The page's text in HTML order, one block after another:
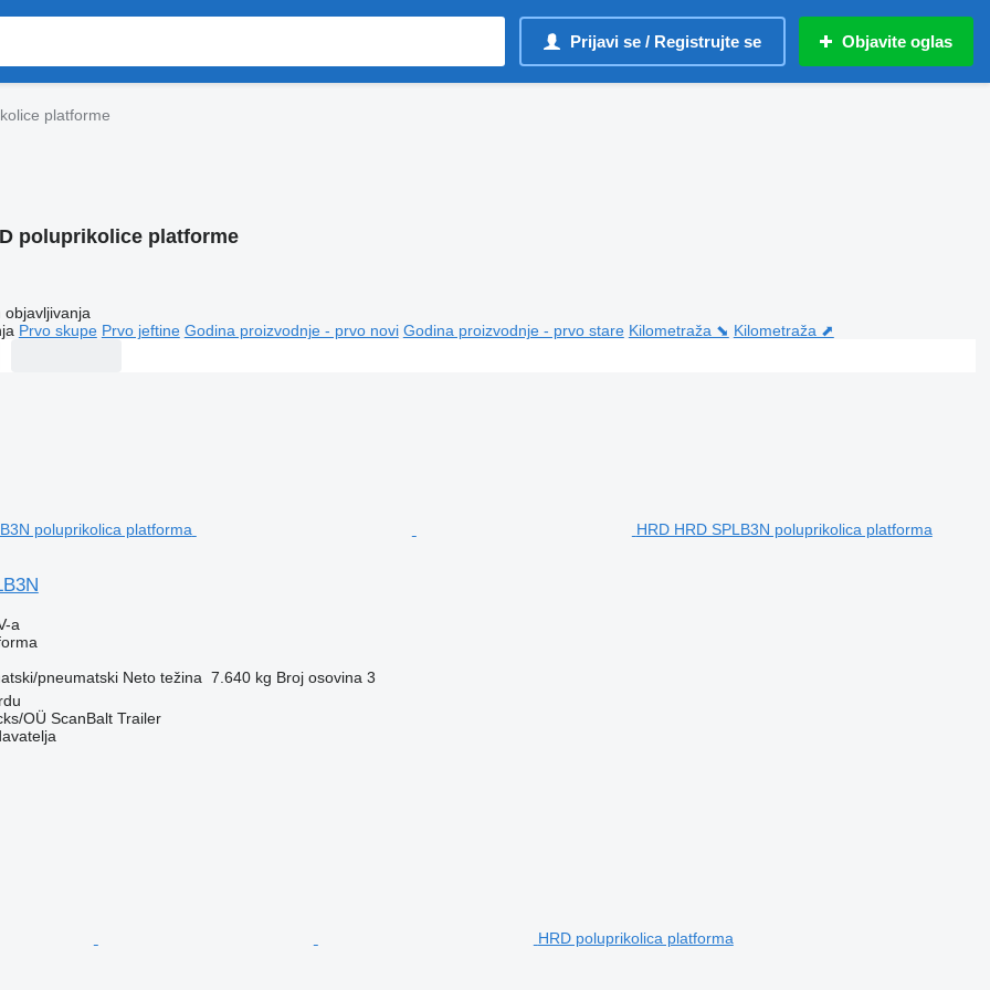
Prijavi se / Registrujte se Objavite oglas
platforme
poluprikolice platforme
objavljivanja
Prvo skupe Prvo jeftine Godina proizvodnje - prvo novi Godina proizvodnje - prvo stare Kilometraža ⬊ Kilometraža ⬈
HRD HRD SPLB3N poluprikolica platforma
a
pneumatski Neto težina 7.640 kg Broj osovina 3
OÜ ScanBalt Trailer
HRD poluprikolica platforma